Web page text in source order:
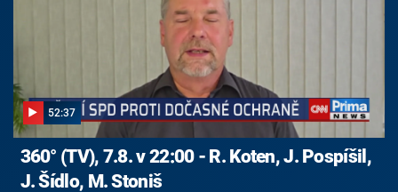
52:37
360° (TV), 7.8. v 22:00 - R. Koten, J. Pospíšil,
J. Šídlo, M. Stoniš